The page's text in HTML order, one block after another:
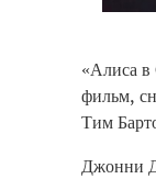
«Алиса в
фильм,
Тим
Джонни